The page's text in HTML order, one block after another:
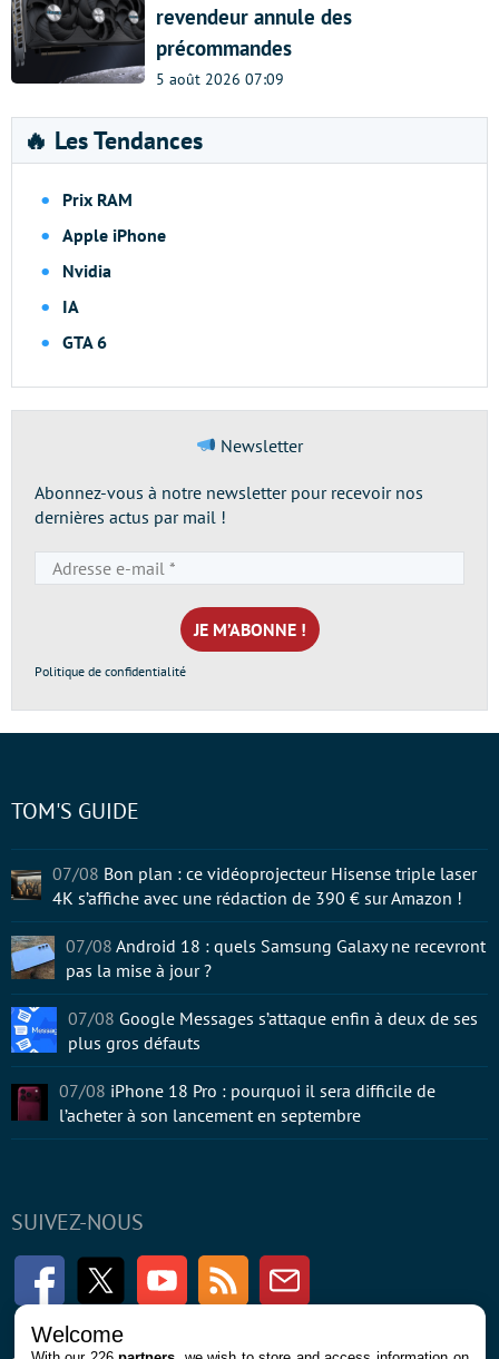
revendeur annule des
précommandes
5 août 2026 07:09
🔥 Les Tendances
Prix RAM
Apple iPhone
Nvidia
IA
GTA 6
Newsletter
Abonnez-vous à notre newsletter pour recevoir nos
dernières actus par mail !
e-
mail
*
Politique de confidentialité
SUIVEZ-NOUS
FacebookTwitter Youtube RSS Newsletter
TOM'S GUIDE
07/08 Bon plan : ce vidéoprojecteur Hisense triple laser
4K s’affiche avec une rédaction de 390 € sur Amazon !
07/08 Android 18 : quels Samsung Galaxy ne recevront
pas la mise à jour ?
07/08 Google Messages s’attaque enfin à deux de ses
plus gros défauts
07/08 iPhone 18 Pro : pourquoi il sera difficile de
l’acheter à son lancement en septembre
Welcome